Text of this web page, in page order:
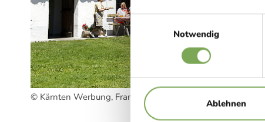
Einwilligungsauswahl
Notwendig
Ablehnen
© Kärnten Werbung, Franz Gerdl